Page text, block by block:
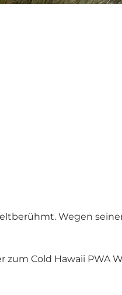
Wegen
Cold Hawaii PWA